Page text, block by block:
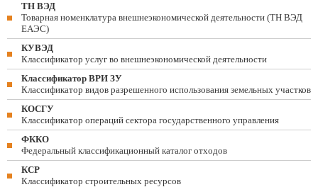
ТН ВЭД
Товарная номенклатура внешнеэкономической деятельности (ТН ВЭД
ЕАЭС)
КУВЭД
Классификатор услуг во внешнеэкономической деятельности
Классификатор ВРИ ЗУ
Классификатор видов разрешенного использования земельных участков
КОСГУ
Классификатор операций сектора государственного управления
ФККО
Федеральный классификационный каталог отходов
КСР
Классификатор строительных ресурсов